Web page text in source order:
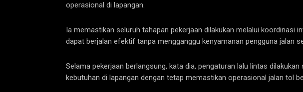
operasional di lapangan.
Ia memastikan seluruh tahapan pekerjaan dilakukan melalui koordinasi
dapat berjalan efektif tanpa mengganggu kenyamanan pengguna jalan
Selama pekerjaan berlangsung, kata dia, pengaturan lalu lintas
kebutuhan di lapangan dengan tetap memastikan operasional jalan tol